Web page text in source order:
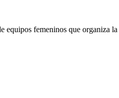
femeninos que organiza